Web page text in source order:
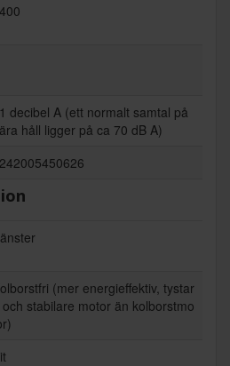
decibel A (ett normalt samtal på
håll ligger på ca 70 dB A)
(mer energieffektiv, tystar
och stabilare motor än kolborstmo